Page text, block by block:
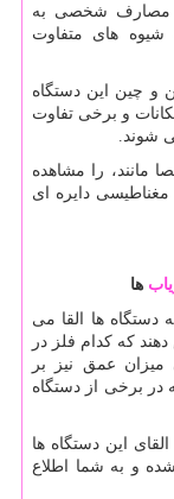
مصارف شخصی به
های متفاوت
و چین این دستگاه
و برخی تفاوت
شوند.
مانند، را مشاهده
دایره ای
ها
دستگاه ها القا می
که کدام فلز در
عمق نیز بر
برخی از دستگاه
این دستگاه ها
و به شما اطلاع